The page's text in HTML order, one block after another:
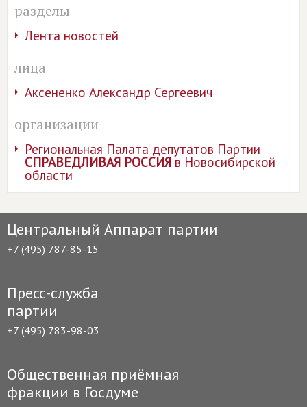
разделы
Лента новостей
лица
Аксёненко Александр Сергеевич
организации
Региональная Палата депутатов Партии
СПРАВЕДЛИВАЯ РОССИЯв Новосибирской
области
Центральный Аппарат партии
+7 (495) 787-85-15
Пресс-служба
партии
+7 (495) 783-98-03
Общественная приёмная
фракции в Госдуме